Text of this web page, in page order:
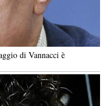
di Vannacci è